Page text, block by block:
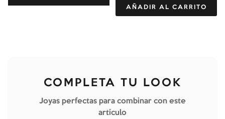
AÑADIR AL CARRITO
COMPLETA TU LOOK
Joyas perfectas para combinar con este
artículo